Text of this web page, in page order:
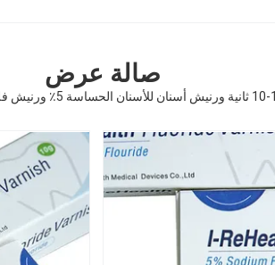
صالة عرض
للأسنان الحساسة 5٪ ورنيش فلورايد الصوديوم